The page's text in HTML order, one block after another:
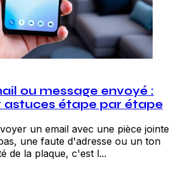
ou message envoyé :
astuces étape par étape
un email avec une pièce jointe
une faute d'adresse ou un ton
de la plaque, c'est l...